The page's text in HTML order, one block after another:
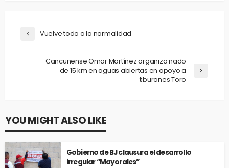
Vuelve todo a la normalidad
Cancunense Omar Martínez organiza nado
de 15 km en aguas abiertas en apoyo a
tiburones Toro
YOU MIGHT ALSO LIKE
Gobierno de BJ clausura el desarrollo
irregular “Mayorales”